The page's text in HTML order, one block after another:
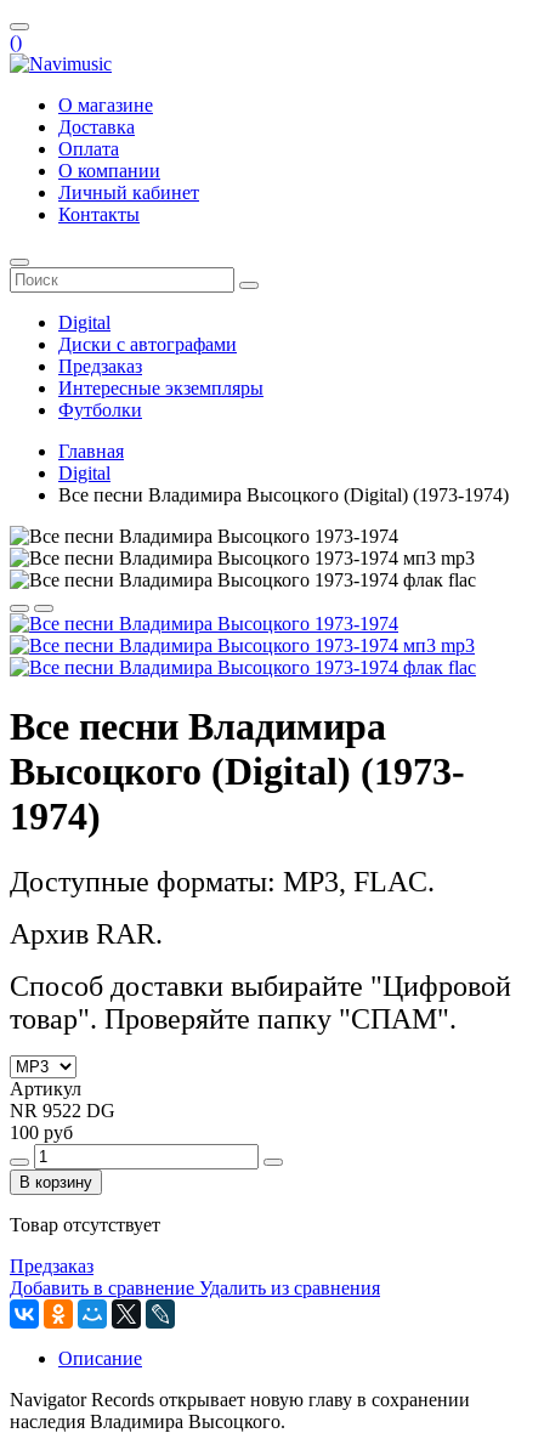
()
О магазине
Доставка
Оплата
О компании
Личный кабинет
Контакты
Digital
Диски с автографами
Предзаказ
Интересные экземпляры
Футболки
Главная
Digital
Все песни Владимира Высоцкого (Digital) (1973-1974)
Все песни Владимира
Высоцкого (Digital) (1973-
1974)
Доступные форматы: MP3, FLAC.
Архив RAR.
Способ доставки выбирайте "Цифровой
товар". Проверяйте папку "СПАМ".
Артикул
NR 9522 DG
100 руб
В корзину
Товар отсутствует
Предзаказ
Добавить в сравнение Удалить из сравнения
Описание
Navigator Records открывает новую главу в сохранении
наследия Владимира Высоцкого.